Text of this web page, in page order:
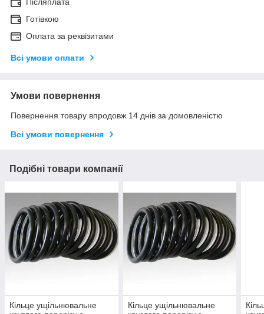
Післяплата
Готівкою
Оплата за реквізитами
Всі умови оплати
Умови повернення
Повернення товару впродовж 14 днів за домовленістю
Всі умови повернення
Подібні товари компанії
Кільце ущільнювальне
Кільце ущільнювальне